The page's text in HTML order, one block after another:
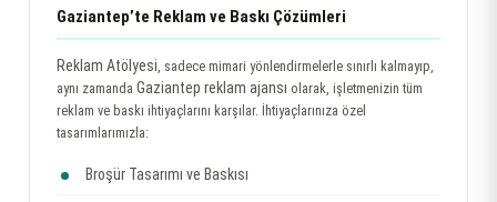
Gaziantep’te Reklam ve Baskı Çözümleri
Reklam Atölyesi, sadece mimari yönlendirmelerle sınırlı kalmayıp,
aynı zamanda Gaziantep reklam ajansı olarak, işletmenizin tüm
reklam ve baskı ihtiyaçlarını karşılar. İhtiyaçlarınıza özel
tasarımlarımızla:
Broşür Tasarımı ve Baskısı